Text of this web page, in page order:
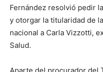
Fernández resolvió pedir
y otorgar la titularidad de
nacional a Carla Vizzotti,
Salud.